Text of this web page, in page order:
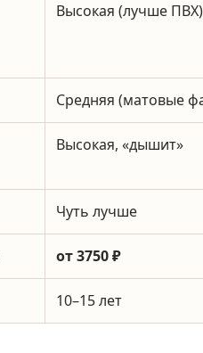
Высокая (лучше ПВХ)
Средняя (матовые
Высокая, «дышит»
Чуть лучше
от 3750 ₽
10–15 лет